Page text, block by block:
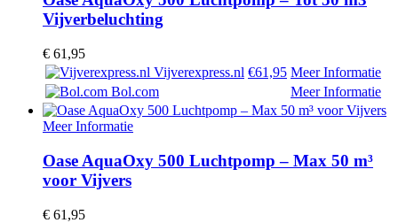
Vijverbeluchting
€ 61,95
Vijverexpress.nl €61,95 Meer Informatie
Bol.com
Meer Informatie
Meer Informatie
Oase AquaOxy 500 Luchtpomp – Max 50 m³
voor Vijvers
€ 61,95